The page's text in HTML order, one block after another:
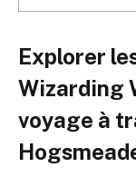
Explorer
Wizarding
voyage à